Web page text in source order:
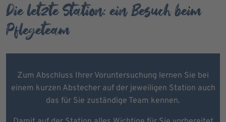
Die letzte Station: ein Besuch beim
Pflegeteam
Zum Abschluss Ihrer Voruntersuchung lernen Sie bei
einem kurzen Abstecher auf der jeweiligen Station auch
das für Sie zuständige Team kennen.